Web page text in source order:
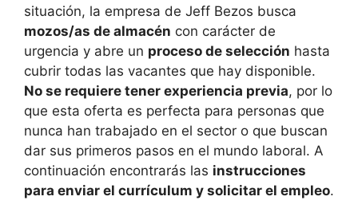
situación, la empresa de Jeff Bezos busca
mozos/as de almacén con carácter de
urgencia y abre un proceso de selección hasta
cubrir todas las vacantes que hay disponible.
No se requiere tener experiencia previa, por lo
que esta oferta es perfecta para personas que
nunca han trabajado en el sector o que buscan
dar sus primeros pasos en el mundo laboral. A
continuación encontrarás las instrucciones
para enviar el currículum y solicitar el empleo.